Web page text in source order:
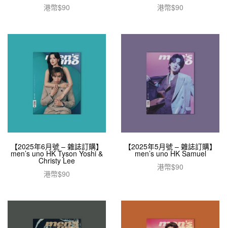
港幣$90
港幣$90
【2025年6月號 – 雜誌訂購】
men’s uno HK Tyson Yoshi &
Christy Lee
港幣$90
【2025年5月號 – 雜誌訂購】
men’s uno HK Samuel
港幣$90